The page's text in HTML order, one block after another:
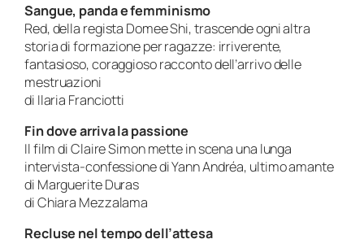
Sangue, panda e femminismo
Red, della regista Domee Shi, trascende ogni altra
storia di formazione per ragazze: irriverente,
fantasioso, coraggioso racconto dell’arrivo delle
mestruazioni
di Ilaria Franciotti
Fin dove arriva la passione
Il film di Claire Simon mette in scena una lunga
intervista-confessione di Yann Andréa, ultimo amante
di Marguerite Duras
di Chiara Mezzalama
Recluse nel tempo dell’attesa